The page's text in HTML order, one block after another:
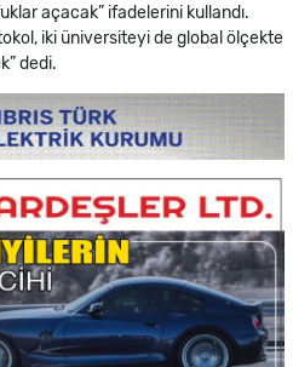
açacak” ifadelerini kullandı.
iki üniversiteyi de global ölçekte
dedi.